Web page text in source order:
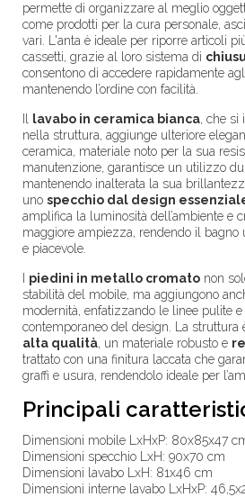
permette di organizzare al meglio
come prodotti per la cura personale,
vari. L'anta è ideale per riporre articoli
cassetti, grazie al loro sistema di
consentono di accedere rapidamente
mantenendo l’ordine con facilità.
lavabo in ceramica bianca, che si
nella struttura, aggiunge ulteriore
ceramica, materiale noto per la sua
manutenzione, garantisce un utilizzo
mantenendo inalterata la sua
uno specchio dal design
amplifica la luminosità dell’ambiente e
maggiore ampiezza, rendendo il bagno
e piacevole.
piedini in metallo cromato non
stabilità del mobile, ma aggiungono
modernità, enfatizzando le linee pulite
contemporaneo del design. La struttura
alta qualità, un materiale robusto e
trattato con una finitura laccata che
graffi e usura, rendendolo ideale per
Principali
Dimensioni mobile LxHxP: 80x85x47
Dimensioni specchio LxH: 90x70 cm
Dimensioni lavabo LxH: 81x46 cm
Dimensioni interne lavabo LxHxP: